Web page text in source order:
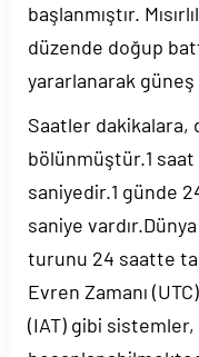
başlanmıştır.
düzende doğup
yararlanarak
Saatler dakikalara,
bölünmüştür.1 saat
saniyedir.1 günde
saniye
turunu 24 saatte
Evren Zamanı
(IAT) gibi